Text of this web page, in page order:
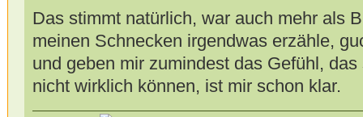
Das stimmt natürlich, war auch mehr als
meinen Schnecken irgendwas erzähle,
und geben mir zumindest das Gefühl,
nicht wirklich können, ist mir schon klar.